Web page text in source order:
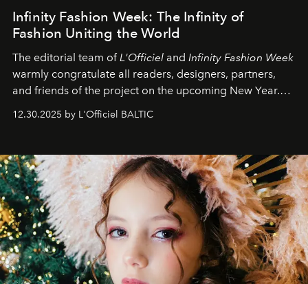
Infinity Fashion Week: The Infinity of
Fashion Uniting the World
The editorial team of L'Officiel and Infinity Fashion Week
warmly congratulate all readers, designers, partners,
and friends of the project on the upcoming New Year.
achievements.
12.30.2025 by L'Officiel BALTIC